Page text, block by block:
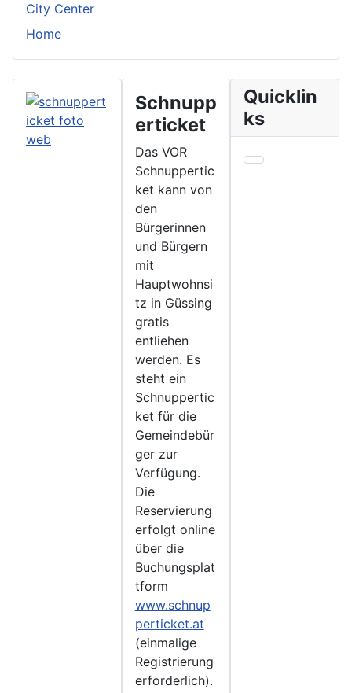
City Center
Home
Schnupp
erticket
Das VOR
Schnuppertic
ket kann von
den
Bürgerinnen
und Bürgern
mit
Hauptwohnsi
tz in Güssing
gratis
entliehen
werden. Es
steht ein
Schnuppertic
ket für die
Gemeindebür
ger zur
Verfügung.
Die
Reservierung
erfolgt online
über die
Buchungsplat
tform
www.schnup
perticket.at
(einmalige
Registrierung
erforderlich).
Quicklin
ks